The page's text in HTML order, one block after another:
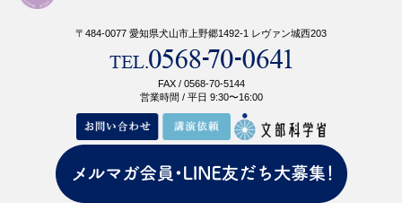
〒484-0077 愛知県犬山市上野郷1492-1 レヴァン城西203
FAX / 0568-70-5144
営業時間 / 平日 9:30〜16:00